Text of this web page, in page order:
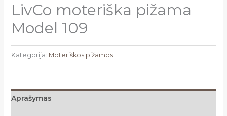
LivCo moteriška pižama
Model 109
Kategorija: Moteriškos pižamos
Aprašymas